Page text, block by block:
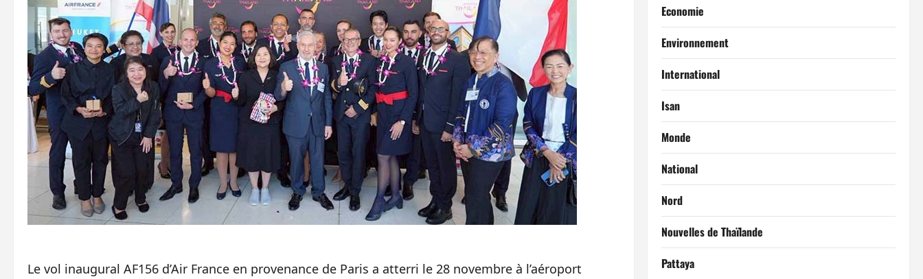
Le vol inaugural AF156 d’Air France en provenance de Paris a atterri le 28 novembre à l’aéroport
Economie
Environnement
International
Isan
Monde
National
Nord
Nouvelles de Thaïlande
Pattaya